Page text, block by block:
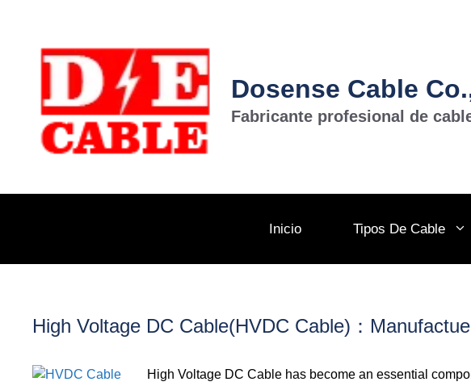
contenido
Dosense Cable
Fabricante profesional de
Inicio Tipos De Cable
High Voltage DC Cable(HVDC Cable)：
High Voltage DC Cable has become an essential